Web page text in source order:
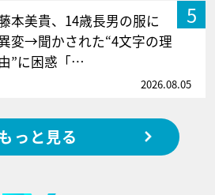
5
本美貴、14歳長男の服に
変→聞かされた“4文字の理
由”に困惑「…
2026.08.05
っと見る